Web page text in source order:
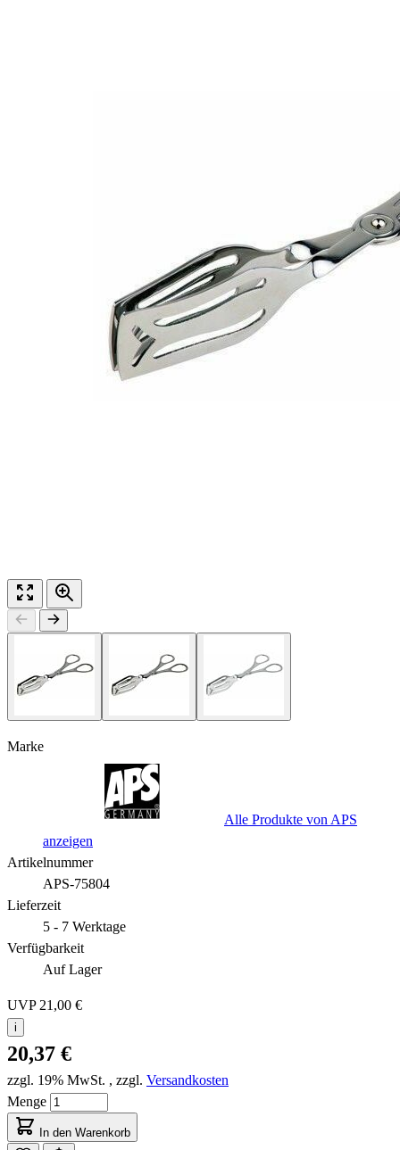
Marke
Alle Produkte von APS
anzeigen
Artikelnummer
APS-75804
Lieferzeit
5 - 7 Werktage
Verfügbarkeit
Auf Lager
UVP 21,00 €
i
20,37 €
zzgl. 19% MwSt. , zzgl. Versandkosten
Menge
In den Warenkorb